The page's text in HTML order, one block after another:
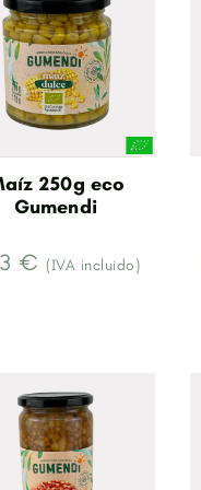
250g eco
Gumendi
€(IVA incluido)